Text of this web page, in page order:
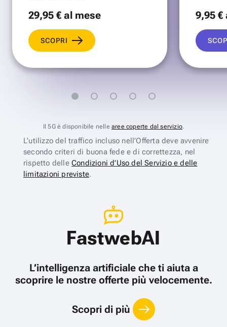
29,95 €al mese
SCOPRI
9,95 €
Il 5G è disponibile nelle aree coperte dal servizio.
L’utilizzo del traffico incluso nell’Offerta deve avvenire
secondo criteri di buona fede e di correttezza, nel
rispetto delle Condizioni d’Uso del Servizio e delle
limitazioni previste.
FastwebAI
L’intelligenza artificiale che ti aiuta a
scoprire le nostre offerte più velocemente.
Scopri di più